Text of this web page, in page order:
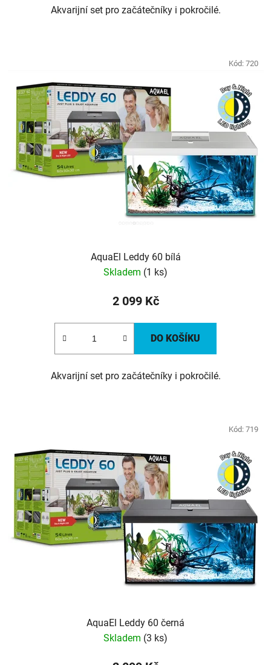
Akvarijní set pro začátečníky i pokročilé.
AquaEl Leddy 60 bílá
Skladem (1 ks)
2 099 Kč
DO KOŠÍKU
Akvarijní set pro začátečníky i pokročilé.
Kód: 720
AquaEl Leddy 60 černá
Skladem (3 ks)
Kód: 719